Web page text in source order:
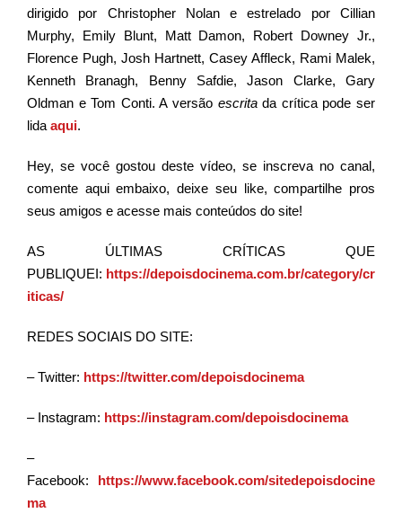
dirigido por Christopher Nolan e estrelado por Cillian
Murphy, Emily Blunt, Matt Damon, Robert Downey Jr.,
Florence Pugh, Josh Hartnett, Casey Affleck, Rami Malek,
Kenneth Branagh, Benny Safdie, Jason Clarke, Gary
Oldman e Tom Conti. A versão escritada crítica pode ser
lida aqui.
Hey, se você gostou deste vídeo, se inscreva no canal,
comente aqui embaixo, deixe seu like, compartilhe pros
seus amigos e acesse mais conteúdos do site!
AS ÚLTIMAS CRÍTICAS QUE
PUBLIQUEI: https://depoisdocinema.com.br/category/cr
iticas/
REDES SOCIAIS DO SITE:
– Twitter: https://twitter.com/depoisdocinema
– Instagram: https://instagram.com/depoisdocinema
–
Facebook: https://www.facebook.com/sitedepoisdocine
ma